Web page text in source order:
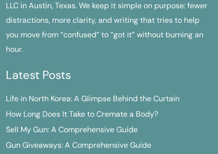
LLC in Austin, Texas. We keep it simple on purpose: fewer
distractions, more clarity, and writing that tries to help
you move from “confused” to “got it” without burning an
hour.
Latest Posts
Life in North Korea: A Glimpse Behind the Curtain
How Long Does It Take to Cremate a Body?
Sell My Gun: A Comprehensive Guide
Gun Giveaways: A Comprehensive Guide